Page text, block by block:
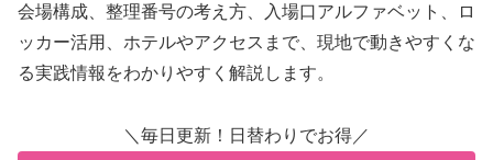
会場構成、整理番号の考え方、入場口アルファベット、ロ
ッカー活用、ホテルやアクセスまで、現地で動きやすくな
る実践情報をわかりやすく解説します。
＼毎日更新！日替わりでお得／